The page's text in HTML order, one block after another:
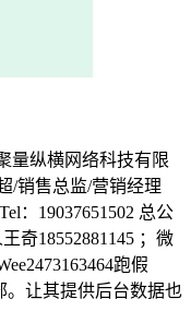
量纵横网络科技有限
/销售总监/营销经理
：19037651502 总公
奇18552881145 ；微
跑假
。让其提供后台数据也